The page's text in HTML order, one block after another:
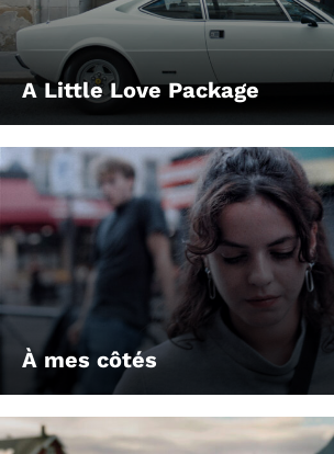
A Little Love Package
À mes côtés